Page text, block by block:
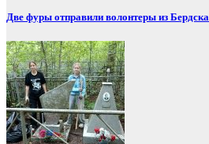
Две фуры отправили волонтеры из